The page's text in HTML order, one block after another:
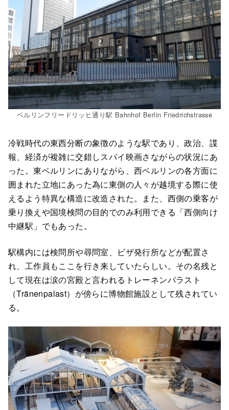
ベルリンフリードリッヒ通り駅 Bahnhof Berlin Friedrichstrasse
冷戦時代の東西分断の象徴のような駅であり、政治、諜
報、経済が複雑に交錯しスパイ映画さながらの状況にあ
った。東ベルリンにありながら、西ベルリンの各方面に
囲まれた立地にあった為に東側の人々が越境する際に使
えるよう特異な構造に改造された。また、西側の乗客が
乗り換えや国境検問の目的でのみ利用できる「西側向け
中継駅」でもあった。
駅構内には検問所や尋問室、ビザ発行所などが配置さ
れ、工作員もここを行き来していたらしい。その名残と
して現在は涙の宮殿と言われるトレーネンパラスト
（Tränenpalast）が傍らに博物館施設として残されてい
る。